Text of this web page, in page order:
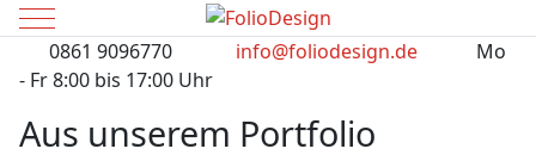
Mobile Menu Toggle
0861 9096770
info@foliodesign.de
Mo
- Fr 8:00 bis 17:00 Uhr
Aus unserem Portfolio